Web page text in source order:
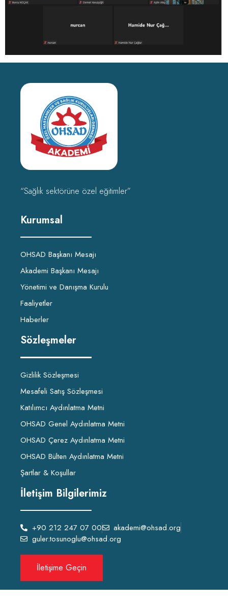
“Sağlık sektörüne özel eğitimler”
Kurumsal
OHSAD Başkanı Mesajı
Akademi Başkanı Mesajı
Yönetimi ve Danışma Kurulu
Faaliyetler
Haberler
Sözleşmeler
Gizlilik Sözleşmesi
Mesafeli Satış Sözleşmesi
Katılımcı Aydınlatma Metni
OHSAD Genel Aydınlatma Metni
OHSAD Çerez Aydınlatma Metni
OHSAD Bülten Aydınlatma Metni
Şartlar & Koşullar
İletişim Bilgilerimiz
+90 212 247 07 00
akademi@ohsad.org
guler.tosunoglu@ohsad.org
İletişime Geçin